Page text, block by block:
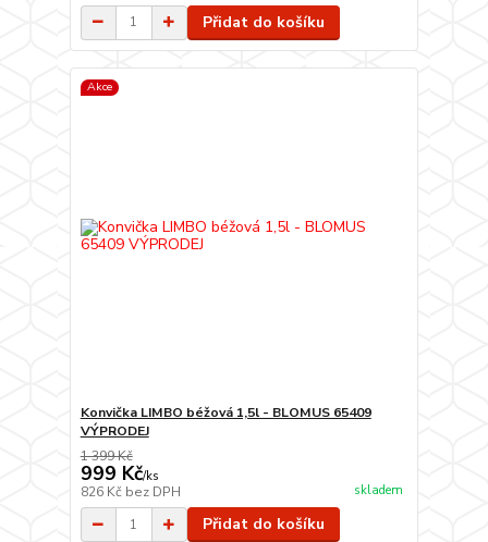
Přidat do košíku
Akce
Konvička LIMBO béžová 1,5l - BLOMUS 65409
VÝPRODEJ
1 399 Kč
999 Kč/ks
826 Kč bez DPH skladem
Přidat do košíku